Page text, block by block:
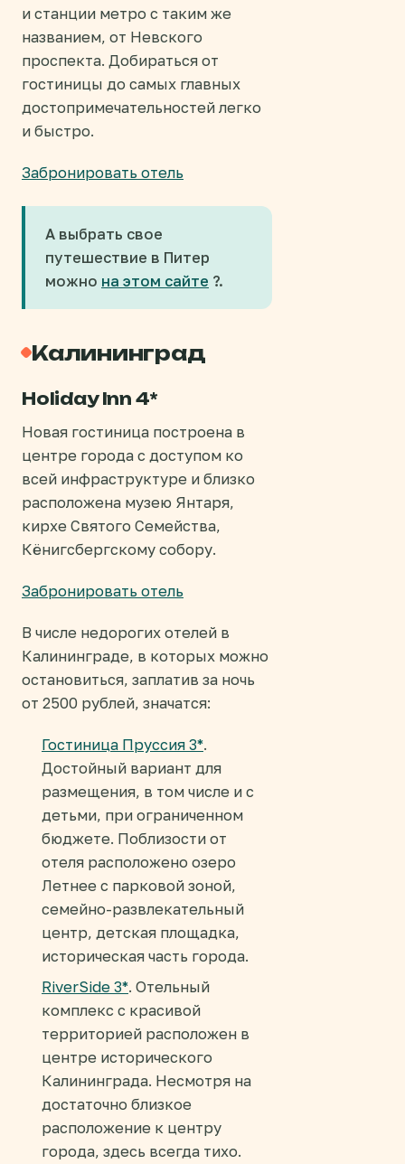
и станции метро с таким же
названием, от Невского
проспекта. Добираться от
гостиницы до самых главных
достопримечательностей легко
и быстро.
Забронировать отель
А выбрать свое
путешествие в Питер
можно на этом сайте ?.
Калининград
Holiday Inn 4*
Новая гостиница построена в
центре города с доступом ко
всей инфраструктуре и близко
расположена музею Янтаря,
кирхе Святого Семейства,
Кёнигсбергскому собору.
Забронировать отель
В числе недорогих отелей в
Калининграде, в которых можно
остановиться, заплатив за ночь
от 2500 рублей, значатся:
Гостиница Пруссия 3*.
Достойный вариант для
размещения, в том числе и с
детьми, при ограниченном
бюджете. Поблизости от
отеля расположено озеро
Летнее с парковой зоной,
семейно-развлекательный
центр, детская площадка,
историческая часть города.
RiverSide 3*. Отельный
комплекс с красивой
территорией расположен в
центре исторического
Калининграда. Несмотря на
достаточно близкое
расположение к центру
города, здесь всегда тихо.